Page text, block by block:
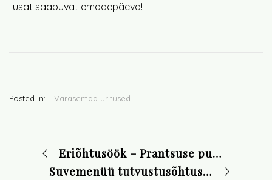
Ilusat saabuvat emadepäeva!
Posted In: Varasemad üritused
Eriõhtusöök – Prantsuse puudutus 25. aprillil kell 18.30
Suvemenüü tutvustusõhtusöök 23. mail kell 19.00